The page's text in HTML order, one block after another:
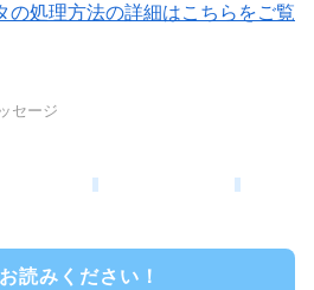
の処理方法の詳細はこちらをご覧
セージ
読みください！